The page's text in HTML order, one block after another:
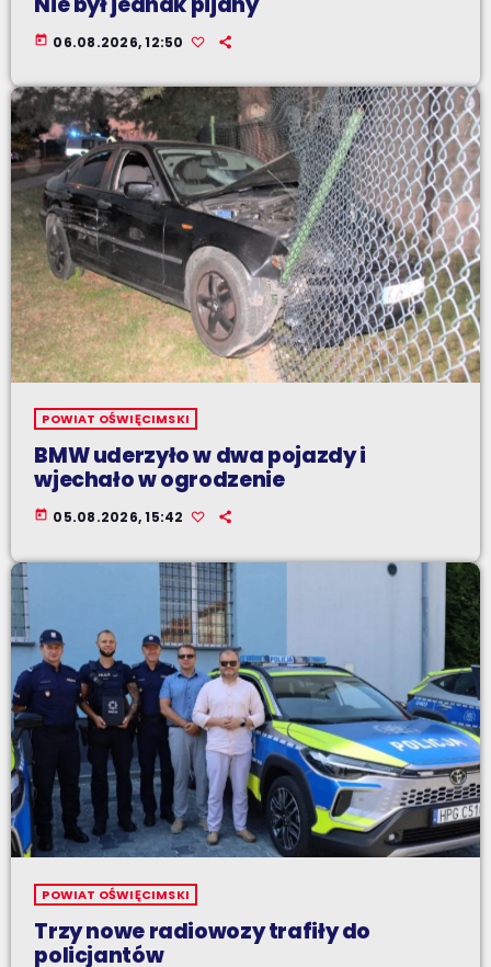
today 06.08.2026, 12:50
POWIAT OŚWIĘCIMSKI
BMW uderzyło w dwa pojazdy i
wjechało w ogrodzenie
today 05.08.2026, 15:42
POWIAT OŚWIĘCIMSKI
Trzy nowe radiowozy trafiły do
policjantów